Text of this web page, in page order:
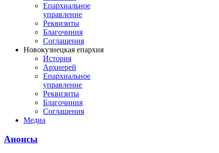
Епархиальное
управление
Реквизиты
Благочиния
Соглашения
Новокузнецкая епархия
История
Архиерей
Епархиальное
управление
Реквизиты
Благочиния
Соглашения
Медиа
Анонсы